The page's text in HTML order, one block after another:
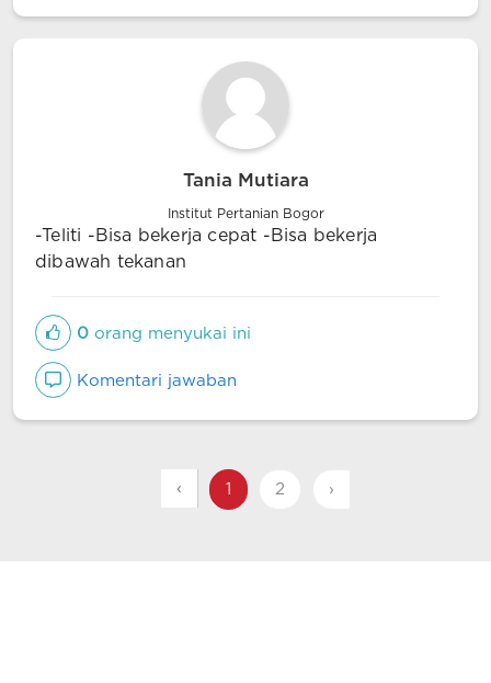
Tania Mutiara
Institut Pertanian Bogor
-Teliti -Bisa bekerja cepat -Bisa bekerja
dibawah tekanan
0 orang menyukai ini
Komentari jawaban
‹ 1 2 ›